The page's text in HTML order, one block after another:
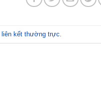
liên kết thường trực